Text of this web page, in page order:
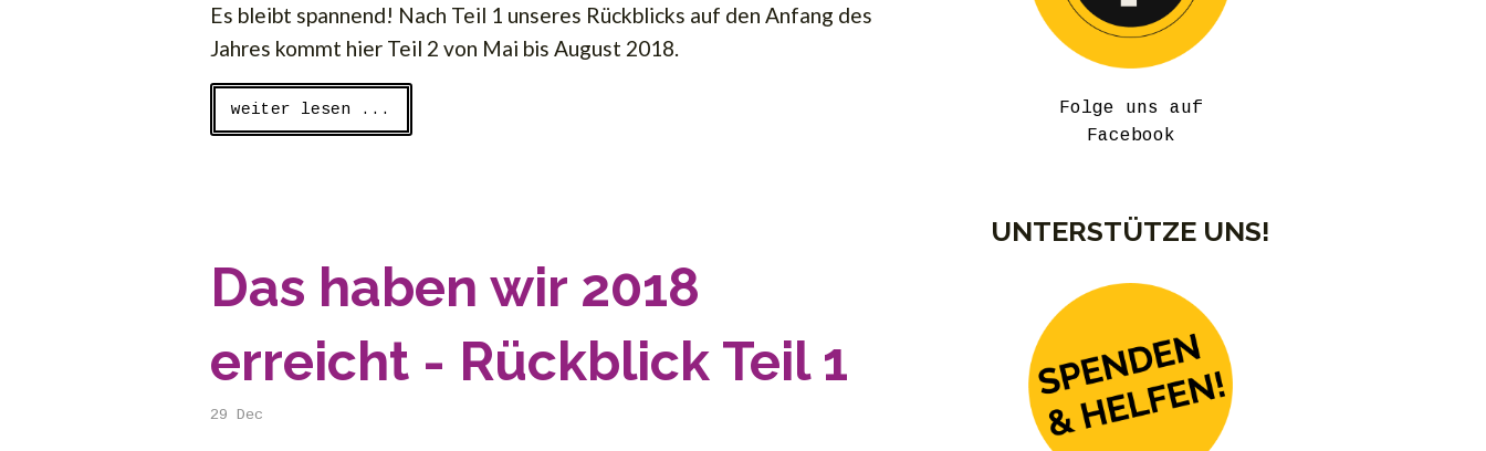
Es bleibt spannend! Nach Teil 1 unseres Rückblicks auf den Anfang des
Jahres kommt hier Teil 2 von Mai bis August 2018.
weiter lesen ...
Das haben wir 2018
erreicht - Rückblick Teil 1
29 Dec
Folge uns auf
Facebook
UNTERSTÜTZE UNS!